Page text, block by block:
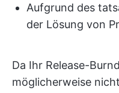
Aufgrund des
der Lösung von
Da Ihr Release-
möglicherweise